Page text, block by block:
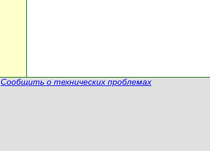
Сообщить о технических проблемах